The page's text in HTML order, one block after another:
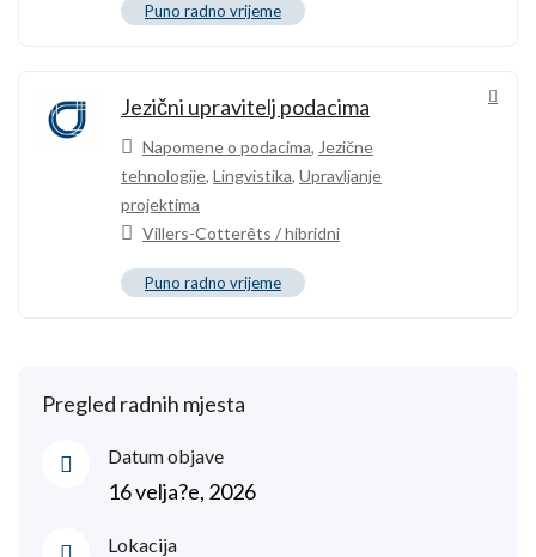
Puno radno vrijeme
Jezični upravitelj podacima
Napomene o podacima, Jezične
tehnologije, Lingvistika, Upravljanje
projektima
Villers-Cotterêts / hibridni
Puno radno vrijeme
Pregled radnih mjesta
Datum objave
16 velja?e, 2026
Lokacija